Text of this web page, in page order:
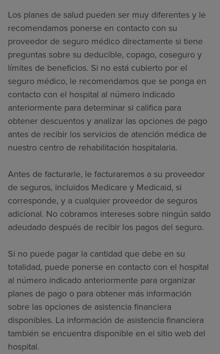
Los planes de salud pueden ser muy diferentes y le
recomendamos ponerse en contacto con su
proveedor de seguro médico directamente si tiene
preguntas sobre su deducible, copago, coseguro y
límites de beneficios. Si no está cubierto por el
seguro médico, le recomendamos que se ponga en
contacto con el hospital al número indicado
anteriormente para determinar si califica para
obtener descuentos y analizar las opciones de pago
antes de recibir los servicios de atención médica de
nuestro centro de rehabilitación hospitalaria.
Antes de facturarle, le facturaremos a su proveedor
de seguros, incluidos Medicare y Medicaid, si
corresponde, y a cualquier proveedor de seguros
adicional. No cobramos intereses sobre ningún saldo
adeudado después de recibir los pagos del seguro.
Si no puede pagar la cantidad que debe en su
totalidad, puede ponerse en contacto con el hospital
al número indicado anteriormente para organizar
planes de pago o para obtener más información
sobre las opciones de asistencia financiera
disponibles. La información de asistencia financiera
también se encuentra disponible en el sitio web del
hospital.